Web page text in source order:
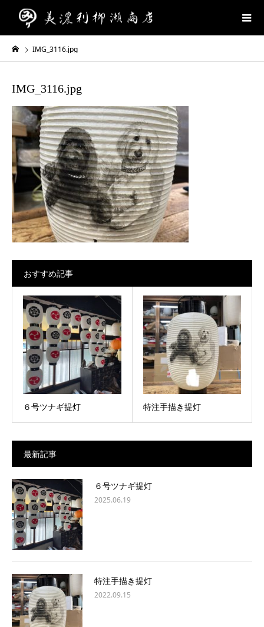
IMG_3116.jpg
IMG_3116.jpg
おすすめ記事
６号ツナギ提灯 特注手描き提灯
最新記事
６号ツナギ提灯
2025.06.19
特注手描き提灯
2022.09.15